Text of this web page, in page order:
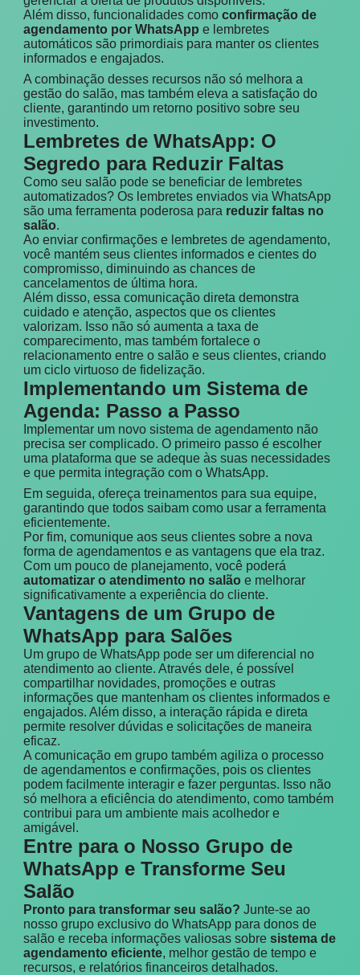
Além disso, funcionalidades como confirmação de
agendamento por WhatsApp e lembretes
automáticos são primordiais para manter os clientes
informados e engajados.
A combinação desses recursos não só melhora a
gestão do salão, mas também eleva a satisfação do
cliente, garantindo um retorno positivo sobre seu
investimento.
Lembretes de WhatsApp: O
Segredo para Reduzir Faltas
Como seu salão pode se beneficiar de lembretes
automatizados? Os lembretes enviados via WhatsApp
são uma ferramenta poderosa para reduzir faltas no
salão.
Ao enviar confirmações e lembretes de agendamento,
você mantém seus clientes informados e cientes do
compromisso, diminuindo as chances de
cancelamentos de última hora.
Além disso, essa comunicação direta demonstra
cuidado e atenção, aspectos que os clientes
valorizam. Isso não só aumenta a taxa de
comparecimento, mas também fortalece o
relacionamento entre o salão e seus clientes, criando
um ciclo virtuoso de fidelização.
Implementando um Sistema de
Agenda: Passo a Passo
Implementar um novo sistema de agendamento não
precisa ser complicado. O primeiro passo é escolher
uma plataforma que se adeque às suas necessidades
e que permita integração com o WhatsApp.
Em seguida, ofereça treinamentos para sua equipe,
garantindo que todos saibam como usar a ferramenta
eficientemente.
Por fim, comunique aos seus clientes sobre a nova
forma de agendamentos e as vantagens que ela traz.
Com um pouco de planejamento, você poderá
automatizar o atendimento no salão e melhorar
significativamente a experiência do cliente.
Vantagens de um Grupo de
WhatsApp para Salões
Um grupo de WhatsApp pode ser um diferencial no
atendimento ao cliente. Através dele, é possível
compartilhar novidades, promoções e outras
informações que mantenham os clientes informados e
engajados. Além disso, a interação rápida e direta
permite resolver dúvidas e solicitações de maneira
eficaz.
A comunicação em grupo também agiliza o processo
de agendamentos e confirmações, pois os clientes
podem facilmente interagir e fazer perguntas. Isso não
só melhora a eficiência do atendimento, como também
contribui para um ambiente mais acolhedor e
amigável.
Entre para o Nosso Grupo de
WhatsApp e Transforme Seu
Salão
Pronto para transformar seu salão? Junte-se ao
nosso grupo exclusivo do WhatsApp para donos de
salão e receba informações valiosas sobre sistema de
agendamento eficiente, melhor gestão de tempo e
recursos, e relatórios financeiros detalhados.